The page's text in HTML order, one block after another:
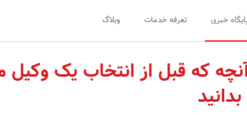
خبری تعرفه خدمات وبلاگ
که قبل از انتخاب یک وکیل